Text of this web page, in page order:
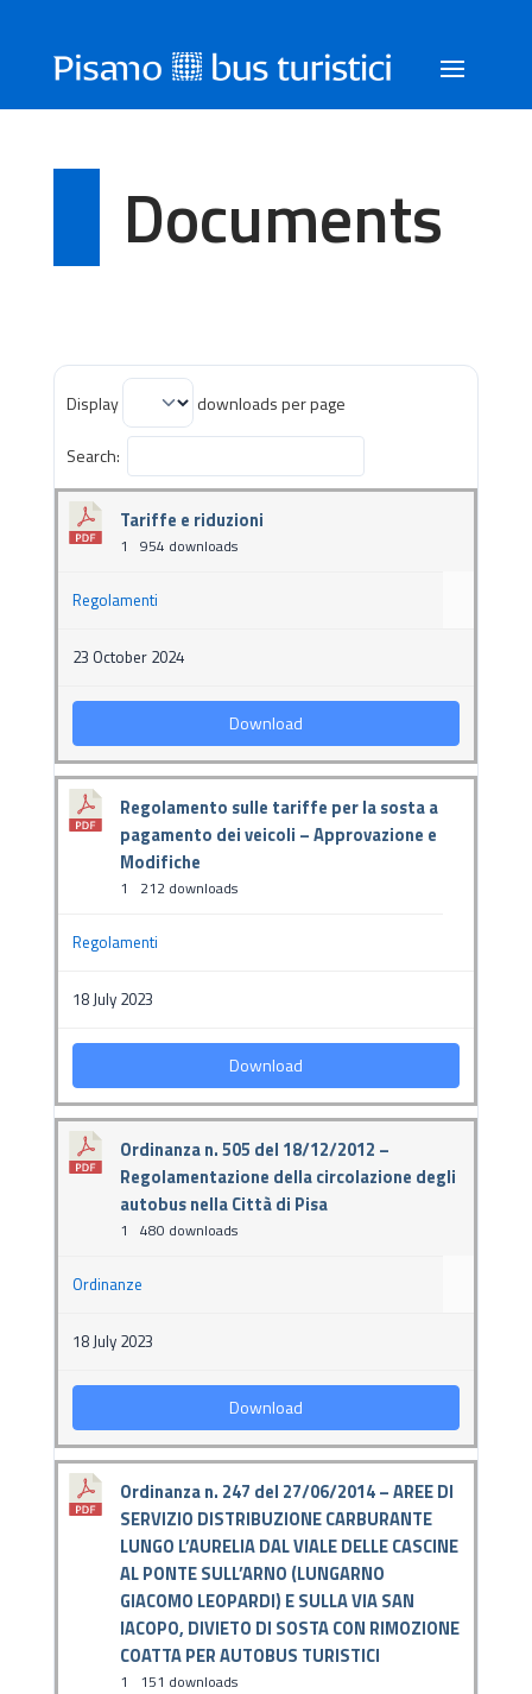
Documents
Display downloads per page
Search:
Tariffe e riduzioni
1 954 downloads
Regolamenti
23 October 2024
Download
Regolamento sulle tariffe per la sosta a
pagamento dei veicoli – Approvazione e
Modifiche
1 212 downloads
Regolamenti
18 July 2023
Download
Ordinanza n. 505 del 18/12/2012 –
Regolamentazione della circolazione degli
autobus nella Città di Pisa
1 480 downloads
Ordinanze
18 July 2023
Download
Ordinanza n. 247 del 27/06/2014 – AREE DI
SERVIZIO DISTRIBUZIONE CARBURANTE
LUNGO L’AURELIA DAL VIALE DELLE CASCINE
AL PONTE SULL’ARNO (LUNGARNO
GIACOMO LEOPARDI) E SULLA VIA SAN
IACOPO, DIVIETO DI SOSTA CON RIMOZIONE
COATTA PER AUTOBUS TURISTICI
1 151 downloads